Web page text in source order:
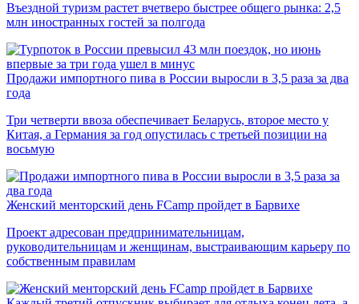
Въездной туризм растет вчетверо быстрее общего рынка: 2,5
млн иностранных гостей за полгода
Продажи импортного пива в России выросли в 3,5 раза за два
года
Три четверти ввоза обеспечивает Беларусь, второе место у
Китая, а Германия за год опустилась с третьей позиции на
восьмую
Женский менторский день FCamp пройдет в Барвихе
Проект адресован предпринимательницам,
руководительницам и женщинам, выстраивающим карьеру по
собственным правилам